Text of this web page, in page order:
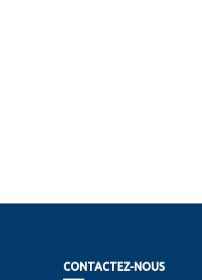
CONTACTEZ-NOUS